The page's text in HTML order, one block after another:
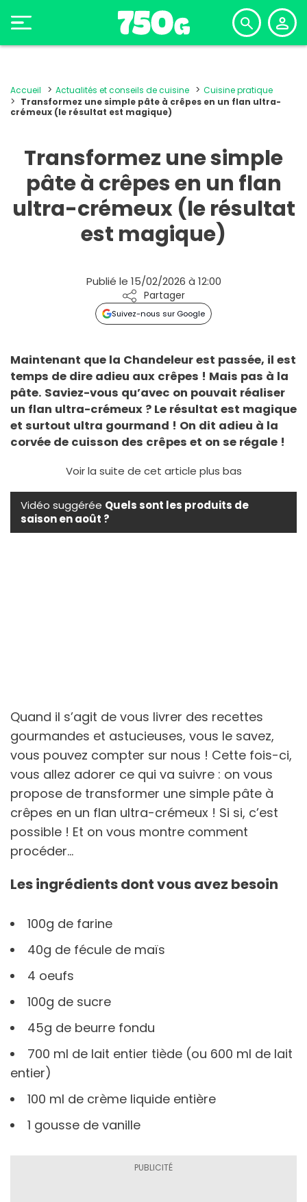
Accueil Actualités et conseils de cuisine
Cuisine pratique
Transformez une simple pâte à crêpes en un flan ultra-
crémeux (le résultat est magique)
Transformez une simple
pâte à crêpes en un flan
ultra-crémeux (le résultat
est magique)
Publié le 15/02/2026 à 12:00
Partager
Suivez-nous sur Google
Maintenant que la Chandeleur est passée, il est
temps de dire adieu aux crêpes ! Mais pas à la
pâte. Saviez-vous qu’avec on pouvait réaliser
un flan ultra-crémeux ? Le résultat est magique
et surtout ultra gourmand ! On dit adieu à la
corvée de cuisson des crêpes et on se régale !
Voir la suite de cet article plus bas
Vidéo suggérée Quels sont les produits de
saison en août ?
Quand il s’agit de vous livrer des recettes
gourmandes et astucieuses, vous le savez,
vous pouvez compter sur nous ! Cette fois-ci,
vous allez adorer ce qui va suivre : on vous
propose de transformer une simple pâte à
crêpes en un flan ultra-crémeux ! Si si, c’est
possible ! Et on vous montre comment
procéder…
Les ingrédients dont vous avez besoin
100g de farine
40g de fécule de maïs
4 oeufs
100g de sucre
45g de beurre fondu
700 ml de lait entier tiède (ou 600 ml de lait
entier)
100 ml de crème liquide entière
1 gousse de vanille